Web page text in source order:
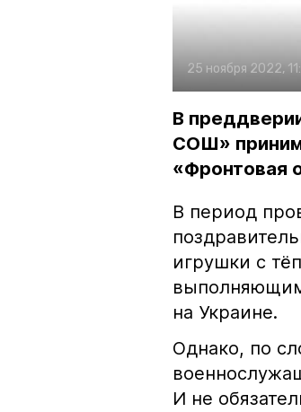
25 ноября 2022,
В
СОШ»
«Фронтовая
В период
игрушки с
на Украине.
Однако, по
И не